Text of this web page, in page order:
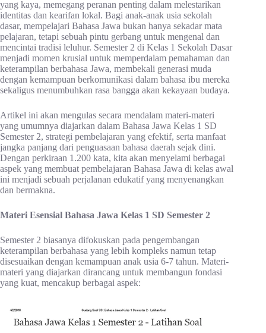
yang kaya, memegang peranan penting dalam melestarikan
identitas dan kearifan lokal. Bagi anak-anak usia sekolah
dasar, mempelajari Bahasa Jawa bukan hanya sekadar mata
pelajaran, tetapi sebuah pintu gerbang untuk mengenal dan
mencintai tradisi leluhur. Semester 2 di Kelas 1 Sekolah Dasar
menjadi momen krusial untuk memperdalam pemahaman dan
keterampilan berbahasa Jawa, membekali generasi muda
dengan kemampuan berkomunikasi dalam bahasa ibu mereka
sekaligus menumbuhkan rasa bangga akan kekayaan budaya.
Artikel ini akan mengulas secara mendalam materi-materi
yang umumnya diajarkan dalam Bahasa Jawa Kelas 1 SD
Semester 2, strategi pembelajaran yang efektif, serta manfaat
jangka panjang dari penguasaan bahasa daerah sejak dini.
Dengan perkiraan 1.200 kata, kita akan menyelami berbagai
aspek yang membuat pembelajaran Bahasa Jawa di kelas awal
ini menjadi sebuah perjalanan edukatif yang menyenangkan
dan bermakna.
Materi Esensial Bahasa Jawa Kelas 1 SD Semester 2
Semester 2 biasanya difokuskan pada pengembangan
keterampilan berbahasa yang lebih kompleks namun tetap
disesuaikan dengan kemampuan anak usia 6-7 tahun. Materi-
materi yang diajarkan dirancang untuk membangun fondasi
yang kuat, mencakup berbagai aspek: